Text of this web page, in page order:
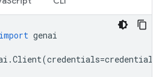
import genai
.Client(credentials=credentials